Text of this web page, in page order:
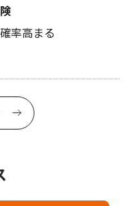
率高まる